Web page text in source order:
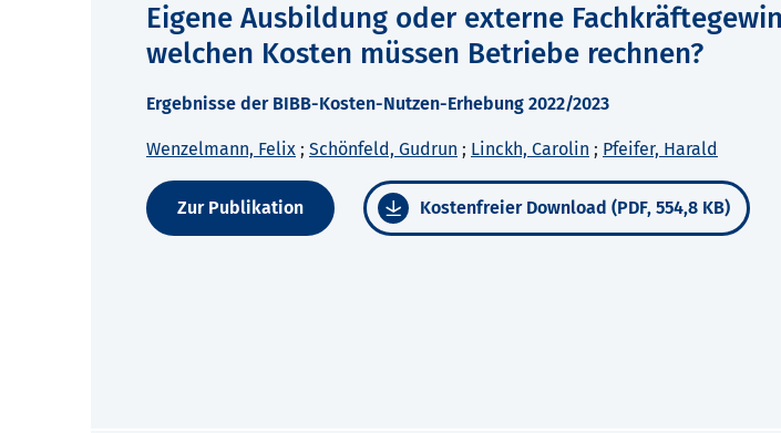
Eigene Ausbildung oder externe
welchen Kosten müssen Betriebe rechnen?
Ergebnisse der BIBB-Kosten-Nutzen-Erhebung 2022/2023
Wenzelmann, Felix ; Schönfeld, Gudrun ; Linckh, Carolin ; Pfeifer, Harald
Zur Publikation Kostenfreier Download (PDF, 554,8 KB)